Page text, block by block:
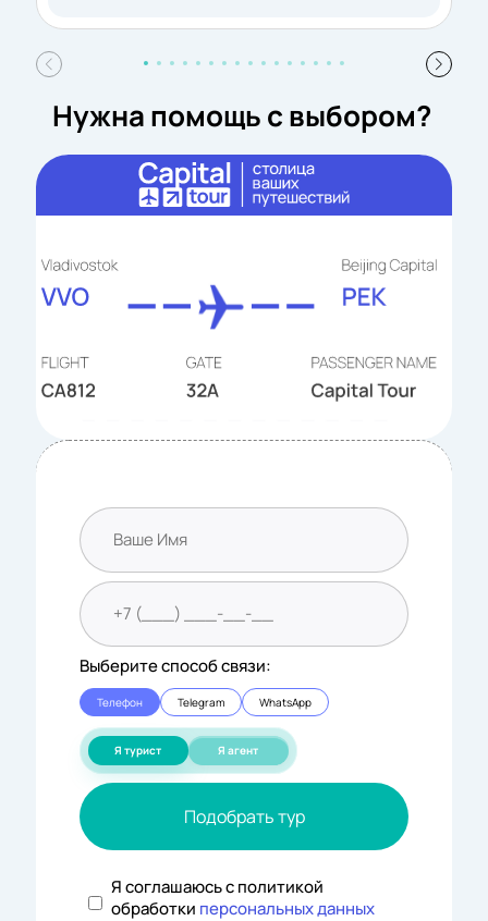
Нужна помощь с выбором?
Выберите способ связи:
Телефон Telegram WhatsApp
Я турист Я агент
Подобрать тур
Я соглашаюсь с политикой
обработки персональных данных